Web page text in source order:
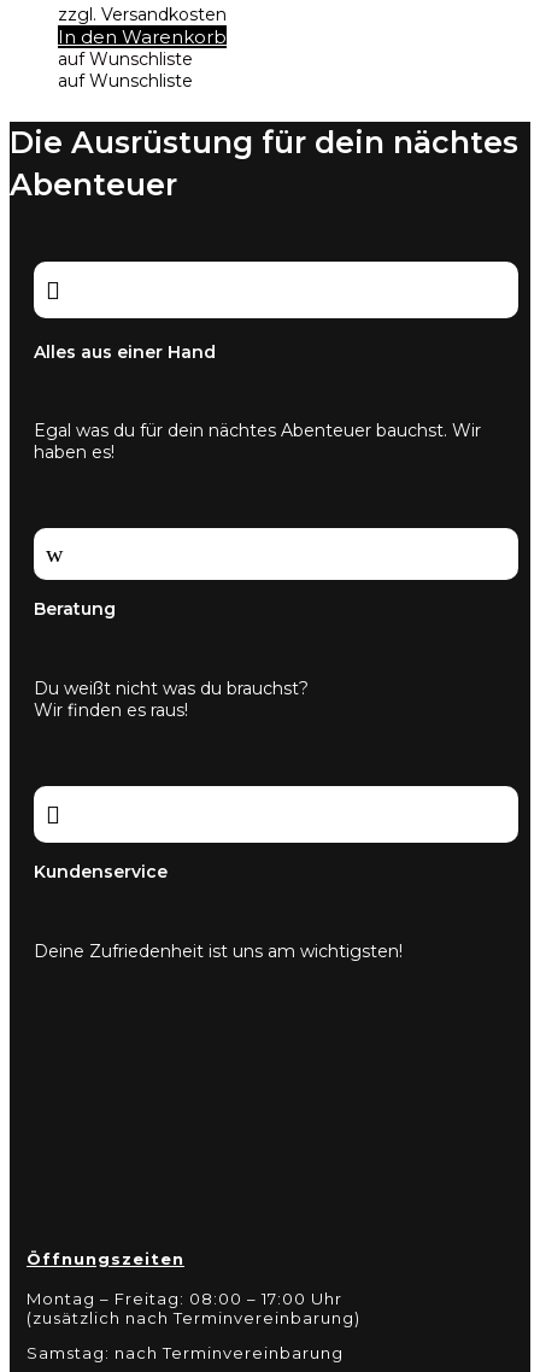
zzgl. Versandkosten
In den Warenkorb
auf Wunschliste
auf Wunschliste
Die Ausrüstung für dein nächtes
Abenteuer

Alles aus einer Hand
Egal was du für dein nächtes Abenteuer bauchst. Wir
haben es!
w
Beratung
Du weißt nicht was du brauchst?
Wir finden es raus!

Kundenservice
Deine Zufriedenheit ist uns am wichtigsten!
Öffnungszeiten
Montag – Freitag: 08:00 – 17:00 Uhr
(zusätzlich nach Terminvereinbarung)
Samstag: nach Terminvereinbarung